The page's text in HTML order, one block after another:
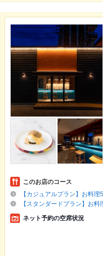
このお店のコース
【カジュアルプラン】お料
【スタンダードプラン】お
ネット予約の空席状況